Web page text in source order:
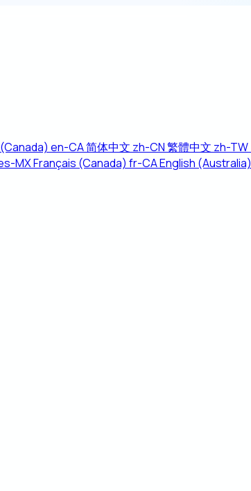
en-CA简体中文 zh-CN繁體中文 zh-TW
MXFrançais (Canada) fr-CAEnglish (Australia)